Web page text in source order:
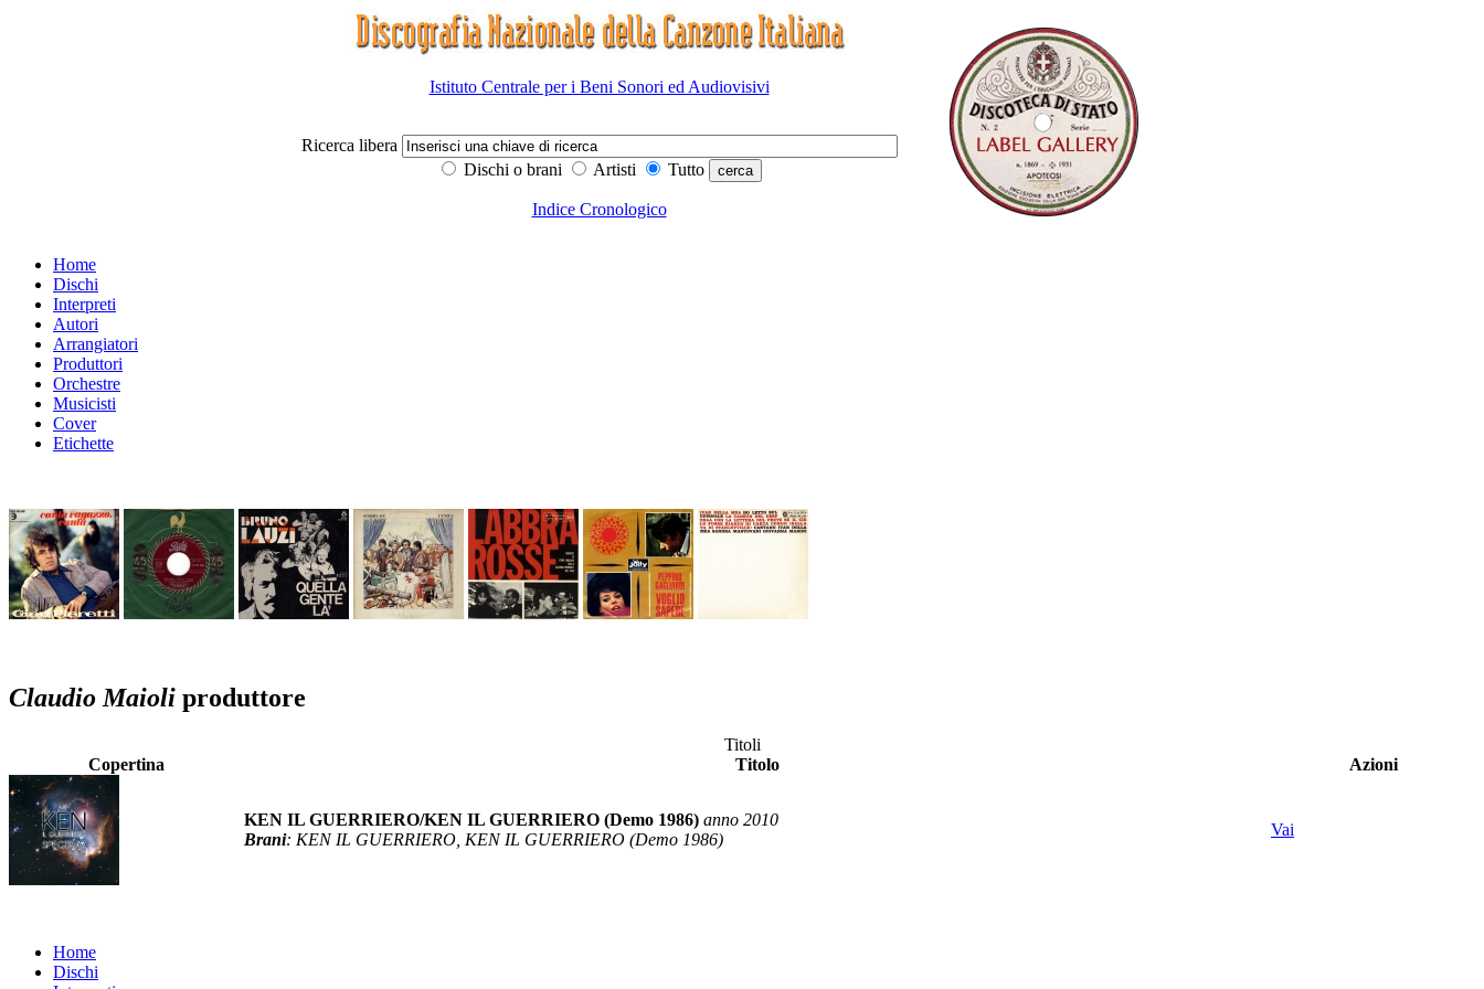
Istituto Centrale per i Beni Sonori ed Audiovisivi
Ricerca libera
Dischi o brani
Artisti Tutto
Indice Cronologico
Home
Dischi
Interpreti
Autori
Arrangiatori
Produttori
Orchestre
Musicisti
Cover
Etichette
Claudio Maioli produttore
Titoli
Copertina
Titolo Azioni
KEN IL GUERRIERO/KEN IL GUERRIERO (Demo 1986) anno 2010
Brani: KEN IL GUERRIERO, KEN IL GUERRIERO (Demo 1986)
Vai
Home
Dischi